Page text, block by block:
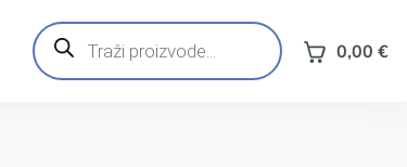
Products
search 0,00 €